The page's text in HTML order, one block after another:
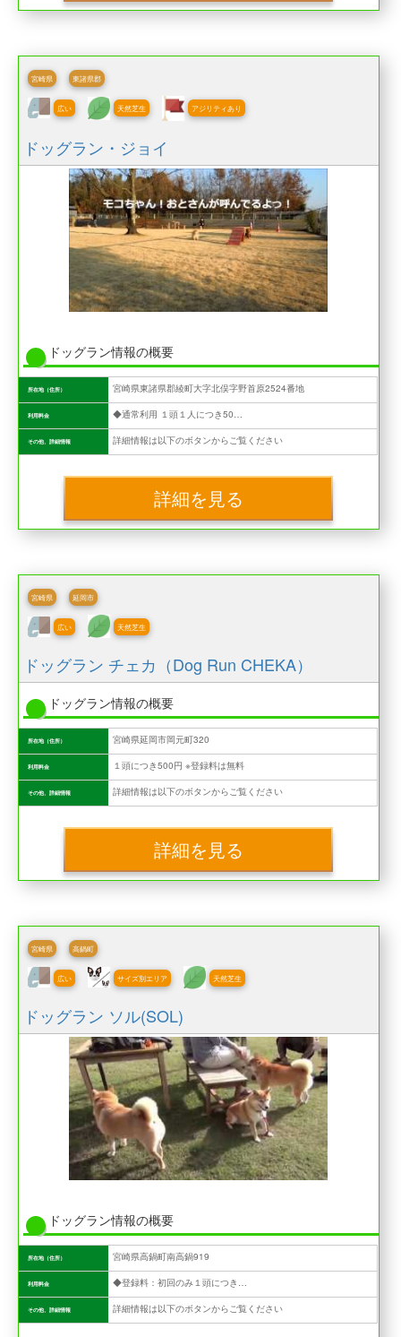
宮崎県 東諸県郡
広い 天然芝生 アジリティあり
ドッグラン・ジョイ
ドッグラン情報の概要
所在地（住所） 宮崎県東諸県郡綾町大字北俣字野首原2524番地
利用料金 ◆通常利用 １頭１人につき500円 ※追加：１頭200円、１名200円（小学生以上） ◆月決め ・１頭１人につき3,000円 ・１頭２人につき4,000円 ・２頭１人につき4,000円 ・２頭２人につき5,000円 ※追加：１頭1,000円、１名1,000円（小学生以上）
その他、詳細情報 詳細情報は以下のボタンからご覧ください
詳細を見る
宮崎県 延岡市
広い 天然芝生
ドッグラン チェカ（Dog Run CHEKA）
ドッグラン情報の概要
所在地（住所） 宮崎県延岡市岡元町320
利用料金 １頭につき500円 ※登録料は無料
その他、詳細情報 詳細情報は以下のボタンからご覧ください
詳細を見る
宮崎県 高鍋町
広い サイズ別エリア 天然芝生
ドッグラン ソル(SOL)
ドッグラン情報の概要
所在地（住所） 宮崎県高鍋町南高鍋919
利用料金 ◆登録料：初回のみ１頭につき300円 ◆利用料：１頭・１人につき600円（１回） ※追加：１頭 200円、１人 200（小学生以上）
その他、詳細情報 詳細情報は以下のボタンからご覧ください